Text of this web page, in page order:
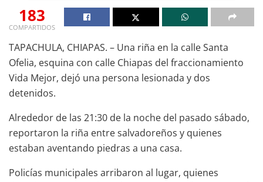
183
COMPARTIDOS
TAPACHULA, CHIAPAS. – Una riña en la calle Santa
Ofelia, esquina con calle Chiapas del fraccionamiento
Vida Mejor, dejó una persona lesionada y dos
detenidos.
Alrededor de las 21:30 de la noche del pasado sábado,
reportaron la riña entre salvadoreños y quienes
estaban aventando piedras a una casa.
Policías municipales arribaron al lugar, quienes